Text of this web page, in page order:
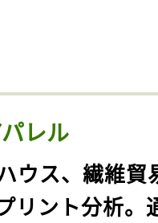
レル
ウス、繊維貿
リント分析。